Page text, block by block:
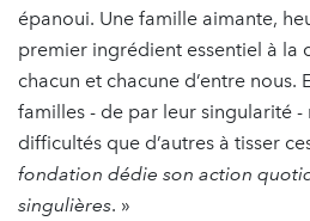
épanoui. Une famille aimante,
premier ingrédient essentiel à la
chacun et chacune d’entre nous.
familles - de par leur singularité
difficultés que d’autres à tisser
fondation dédie son action
singulières. »